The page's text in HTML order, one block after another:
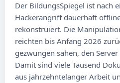
Der BildungsSpiegel ist nach
Hackerangriff dauerhaft
rekonstruiert. Die
reichten bis Anfang 2026
gezwungen sahen, den
Damit sind viele Tausend
aus jahrzehntelanger Arbeit